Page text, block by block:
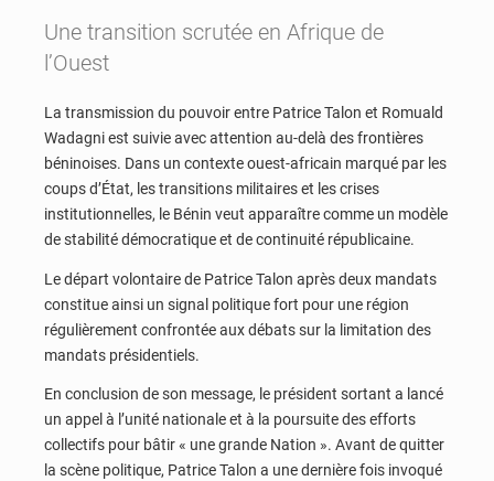
Une transition scrutée en Afrique de
l’Ouest
La transmission du pouvoir entre Patrice Talon et Romuald
Wadagni est suivie avec attention au-delà des frontières
béninoises. Dans un contexte ouest-africain marqué par les
coups d’État, les transitions militaires et les crises
institutionnelles, le Bénin veut apparaître comme un modèle
de stabilité démocratique et de continuité républicaine.
Le départ volontaire de Patrice Talon après deux mandats
constitue ainsi un signal politique fort pour une région
régulièrement confrontée aux débats sur la limitation des
mandats présidentiels.
En conclusion de son message, le président sortant a lancé
un appel à l’unité nationale et à la poursuite des efforts
collectifs pour bâtir « une grande Nation ». Avant de quitter
la scène politique, Patrice Talon a une dernière fois invoqué